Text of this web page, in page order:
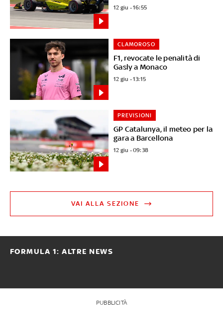
12 giu - 16:55
F1, revocate le penalità di
Gasly a Monaco
CLAMOROSO
12 giu - 13:15
GP Catalunya, il meteo per la
gara a Barcellona
PREVISIONI
12 giu - 09:38
VAI ALLA SEZIONE
FORMULA 1: ALTRE NEWS
PUBBLICITÀ